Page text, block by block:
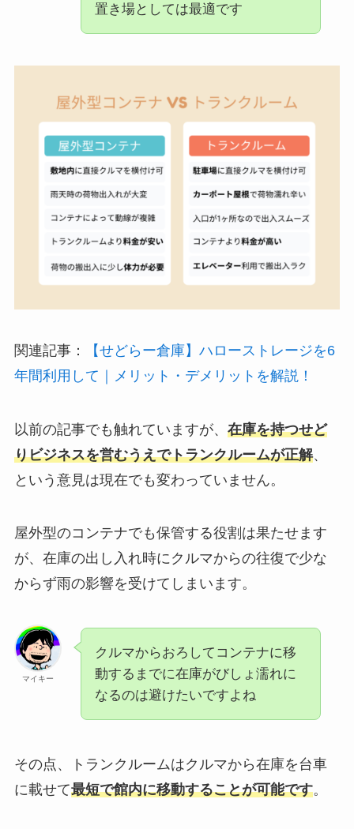
置き場としては最適です
関連記事：
【せどらー倉庫】ハローストレージを6
年間利用して｜メリット・デメリットを解説！
以前の記事でも触れていますが、 在庫を持つせど
りビジネスを営むうえでトランクルームが正解、
という意見は現在でも変わっていません。
屋外型のコンテナでも保管する役割は果たせます
が、在庫の出し入れ時にクルマからの往復で少な
からず雨の影響を受けてしまいます。
マイキー
クルマからおろしてコンテナに移
動するまでに在庫がびしょ濡れに
なるのは避けたいですよね
その点、トランクルームはクルマから在庫を台車
に載せて最短で館内に移動することが可能です。